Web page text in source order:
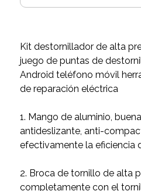
Kit destornillador de alta
juego de puntas de
Android teléfono móvil
de reparación eléctrica
1. Mango de aluminio,
antideslizante, anti-
efectivamente la eficiencia
2. Broca de tornillo de alta
completamente con el